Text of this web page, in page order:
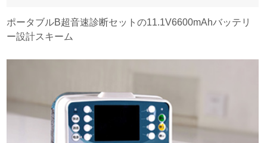
ポータブルB超音速診断セットの11.1V6600mAhバッテリ
ー設計スキーム